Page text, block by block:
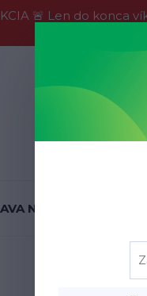
🚨 Len do konca
do
NA SKLADE !